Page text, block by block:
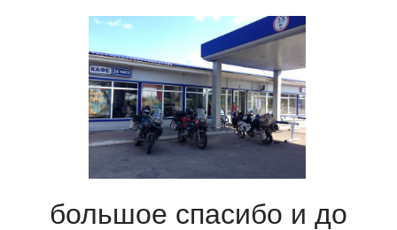
большое спасибо и до